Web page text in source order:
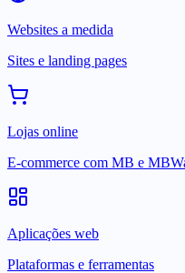
Websites a medida
Sites e landing pages
Lojas online
E-commerce com MB e
Aplicações web
Plataformas e ferramentas